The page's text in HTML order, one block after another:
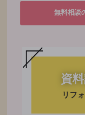
無料相談
資
リフ